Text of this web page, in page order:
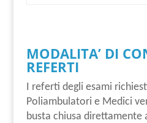
MODALITA’ DI
REFERTI
I referti degli esami
Poliambulatori e Medici
busta chiusa direttamente